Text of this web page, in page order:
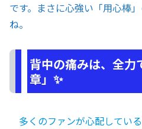
です。まさに心強い「用心棒
ね。
背中の痛みは、全力
章」✨
多くのファンが心配している